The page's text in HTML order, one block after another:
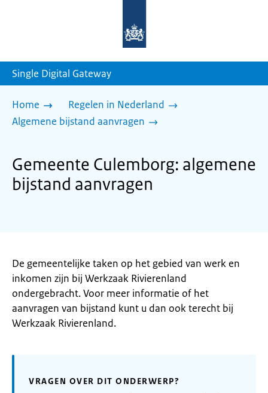
homepage
Single Digital Gateway
Home
Regelen in Nederland
Algemene bijstand aanvragen
Gemeente Culemborg: algemene
bijstand aanvragen
De gemeentelijke taken op het gebied van werk en
inkomen zijn bij Werkzaak Rivierenland
ondergebracht. Voor meer informatie of het
aanvragen van bijstand kunt u dan ook terecht bij
Werkzaak Rivierenland.
VRAGEN OVER DIT ONDERWERP?